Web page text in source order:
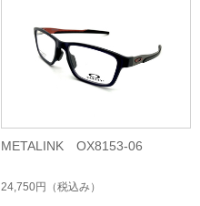
METALINK OX8153-06
24,750円 （税込み）